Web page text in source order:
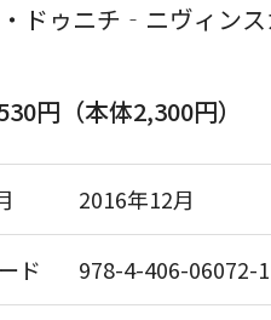
ドゥニチ‐ニヴィン
円（本体2,300円）
2016年12月
ド 978-4-406-06072-1